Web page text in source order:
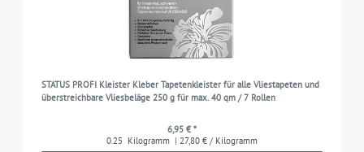
STATUS PROFI Kleister Kleber Tapetenkleister für alle Vliestapeten und
überstreichbare Vliesbeläge 250 g für max. 40 qm / 7 Rollen
6,95 € *
0.25 Kilogramm | 27,80 € / Kilogramm